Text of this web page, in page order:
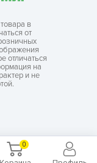
0
в
от
отличаться
на
и не